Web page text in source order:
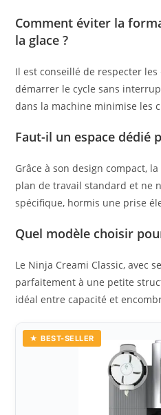
Comment éviter la
la glace ?
Il est conseillé de respecter
démarrer le cycle sans
dans la machine minimise les
Faut-il un espace dédié
Grâce à son design compact,
plan de travail standard et ne
spécifique, hormis une prise
Quel modèle choisir
Le Ninja Creami Classic, avec
parfaitement à une petite
idéal entre capacité et
★ BEST-SELLER